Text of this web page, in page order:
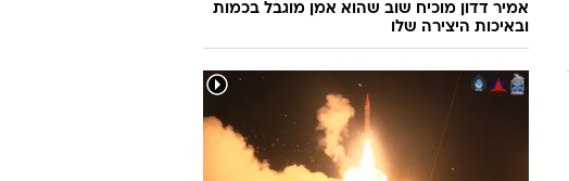
אמיר דדון מוכיח שוב שהוא אמן מוגבל בכמות
ובאיכות היצירה שלו